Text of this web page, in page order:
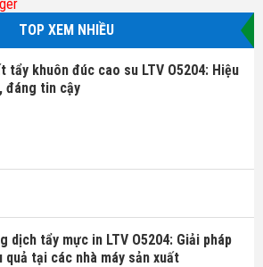
TOP XEM NHIỀU
tẩy khuôn đúc cao su LTV O5204: Hiệu
đáng tin cậy
dịch tẩy mực in LTV O5204: Giải pháp
quả tại các nhà máy sản xuất